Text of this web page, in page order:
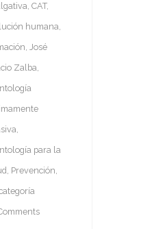
, CAT,
humana,
, José
Zalba,
,
para la
, Prevención,